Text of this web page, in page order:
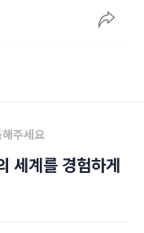
주세요
세계를 경험하게